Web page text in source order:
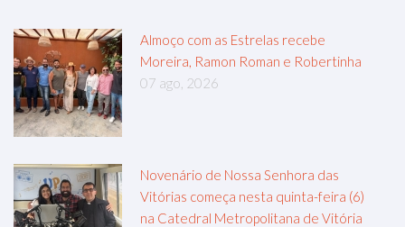
Almoço com as Estrelas recebe
Moreira, Ramon Roman e Robertinha
07 ago, 2026
Novenário de Nossa Senhora das
Vitórias começa nesta quinta-feira (6)
na Catedral Metropolitana de Vitória